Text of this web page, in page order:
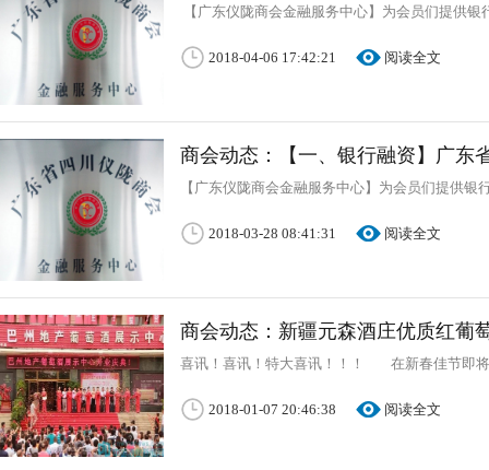
【广东仪陇商会金融服务中心】为会员们提供
2018-04-06 17:42:21 阅读全文
商会动态：【一、银行融资】广东
【广东仪陇商会金融服务中心】为会员们提供
2018-03-28 08:41:31 阅读全文
商会动态：新疆元森酒庄优质红葡
喜讯！喜讯！特大喜讯！！！ 在新春佳节即
2018-01-07 20:46:38 阅读全文